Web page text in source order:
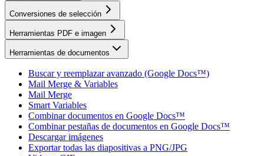
Conversiones de selección
Herramientas PDF e imagen
Herramientas de documentos
Buscar y reemplazar avanzado (Google Docs™)
Mail Merge & Variables
Mail Merge
Smart Variables
Combinar documentos en Google Docs™
Combinar pestañas de documentos en Google Docs™
Descargar imágenes
Exportar todas las diapositivas a PNG/JPG